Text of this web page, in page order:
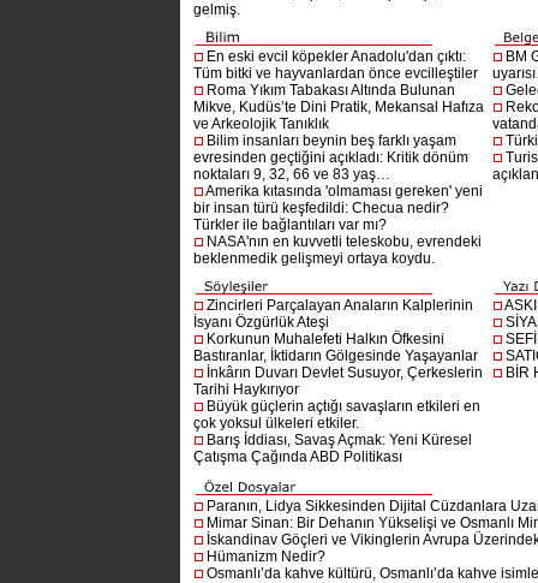
gelmiş.
En eski evcil köpekler Anadolu'dan çıktı:
Tüm bitki ve hayvanlardan önce evcilleştiler
Roma Yıkım Tabakası Altında Bulunan
Mikve, Kudüs’te Dini Pratik, Mekansal Hafıza
ve Arkeolojik Tanıklık
Bilim insanları beynin beş farklı yaşam
evresinden geçtiğini açıkladı: Kritik dönüm
noktaları 9, 32, 66 ve 83 yaş…
Amerika kıtasında 'olmaması gereken' yeni
bir insan türü keşfedildi: Checua nedir?
Türkler ile bağlantıları var mı?
NASA'nın en kuvvetli teleskobu, evrendeki
beklenmedik gelişmeyi ortaya koydu.
BM
Zincirleri Parçalayan Anaların Kalplerinin
İsyanı Özgürlük Ateşi
Korkunun Muhalefeti Halkın Öfkesini
Bastıranlar, İktidarın Gölgesinde Yaşayanlar
İnkârın Duvarı Devlet Susuyor, Çerkeslerin
Tarihi Haykırıyor
Büyük güçlerin açtığı savaşların etkileri en
çok yoksul ülkeleri etkiler.
Barış İddiası, Savaş Açmak: Yeni Küresel
Çatışma Çağında ABD Politikası
BİR
Paranın, Lidya Sikkesinden Dijital Cüzdanlara
Mimar Sinan: Bir Dehanın Yükselişi ve Osmanlı
İskandinav Göçleri ve Vikinglerin Avrupa
Hümanizm Nedir?
Osmanlı’da kahve kültürü, Osmanlı’da kahve